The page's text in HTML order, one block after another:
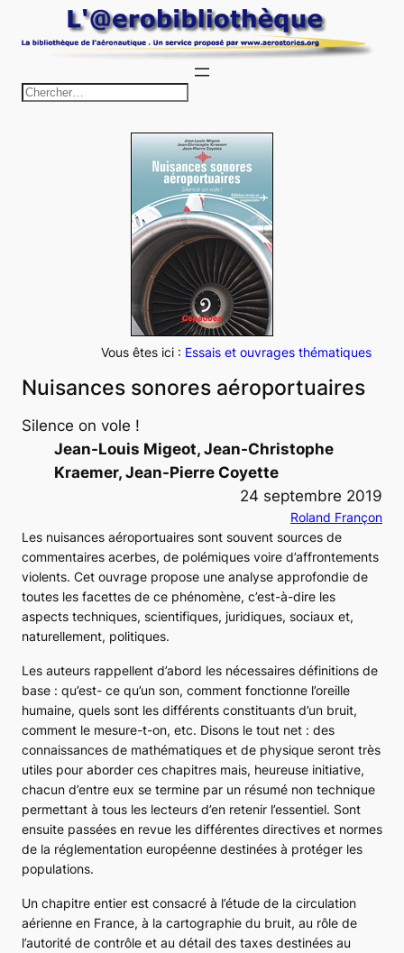
au
c
h
e
r
c
h
e
r
Vous êtes ici : Essais et ouvrages thématiques
Nuisances sonores aéroportuaires
Silence on vole !
Jean-Louis Migeot, Jean-Christophe
Kraemer, Jean-Pierre Coyette
24 septembre 2019
Roland Françon
Les nuisances aéroportuaires sont souvent sources de
commentaires acerbes, de polémiques voire d’affrontements
violents. Cet ouvrage propose une analyse approfondie de
toutes les facettes de ce phénomène, c’est-à-dire les
aspects techniques, scientifiques, juridiques, sociaux et,
naturellement, politiques.
Les auteurs rappellent d’abord les nécessaires définitions de
base : qu’est- ce qu’un son, comment fonctionne l’oreille
humaine, quels sont les différents constituants d’un bruit,
comment le mesure-t-on, etc. Disons le tout net : des
connaissances de mathématiques et de physique seront très
utiles pour aborder ces chapitres mais, heureuse initiative,
chacun d’entre eux se termine par un résumé non technique
permettant à tous les lecteurs d’en retenir l’essentiel. Sont
ensuite passées en revue les différentes directives et normes
de la réglementation européenne destinées à protéger les
populations.
Un chapitre entier est consacré à l’étude de la circulation
aérienne en France, à la cartographie du bruit, au rôle de
l’autorité de contrôle et au détail des taxes destinées au